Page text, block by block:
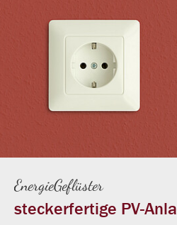
steckerfertige PV-
EnergieGeflüster